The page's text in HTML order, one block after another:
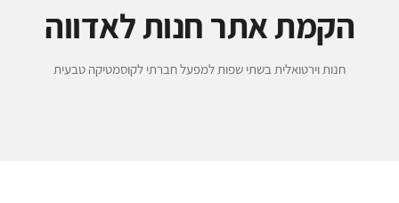
הקמת אתר חנות לאדווה
חנות וירטואלית בשתי שפות למפעל חברתי לקוסמטיקה טבעית